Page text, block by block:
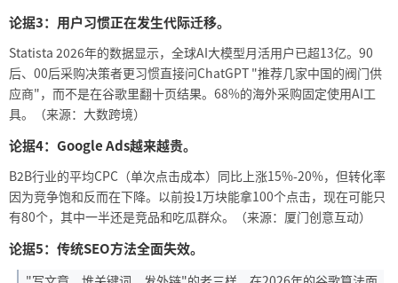
论据3：用户习惯正在发生代际迁移。
Statista 2026年的数据显示，全球AI大模型月活用户已超13亿。90
后、00后采购决策者更习惯直接问ChatGPT "推荐几家中国的阀门供
应商"，而不是在谷歌里翻十页结果。68%的海外采购固定使用AI工
具。（来源：大数跨境）
论据4：Google Ads越来越贵。
B2B行业的平均CPC（单次点击成本）同比上涨15%-20%，但转化率
因为竞争饱和反而在下降。以前投1万块能拿100个点击，现在可能只
有80个，其中一半还是竞品和吃瓜群众。（来源：厦门创意互动）
论据5：传统SEO方法全面失效。